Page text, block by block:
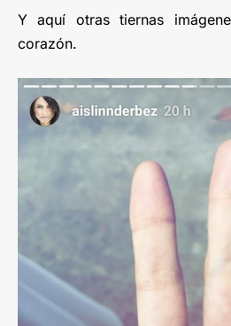
Y aquí otras tiernas
corazón.